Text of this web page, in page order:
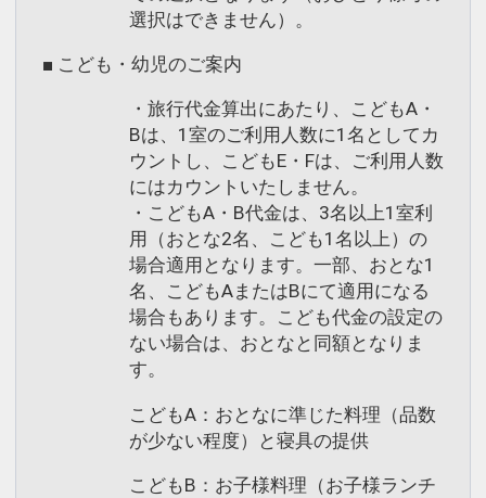
選択はできません）。
■ こども・幼児のご案内
・旅行代金算出にあたり、こどもA・
Bは、1室のご利用人数に1名としてカ
ウントし、こどもE・Fは、ご利用人数
にはカウントいたしません。
・こどもA・B代金は、3名以上1室利
用（おとな2名、こども1名以上）の
場合適用となります。一部、おとな1
名、こどもAまたはBにて適用になる
場合もあります。こども代金の設定の
ない場合は、おとなと同額となりま
す。
こどもA：おとなに準じた料理（品数
が少ない程度）と寝具の提供
こどもB：お子様料理（お子様ランチ